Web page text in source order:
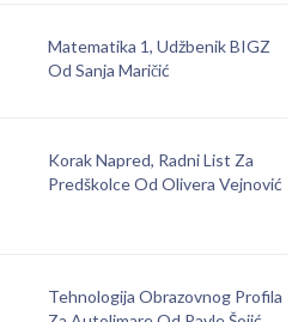
Matematika 1, Udžbenik BIGZ
Od Sanja Maričić
Korak Napred, Radni List Za
Predškolce Od Olivera Vejnović
Tehnologija Obrazovnog Profila